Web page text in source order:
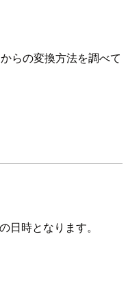
らの変換方法を調べて
時となります。